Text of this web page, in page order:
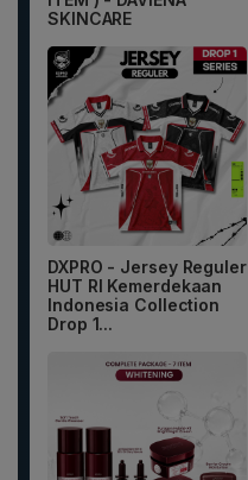
SKINCARE
DXPRO - Jersey Reguler
HUT RI Kemerdekaan
Indonesia Collection
Drop 1...